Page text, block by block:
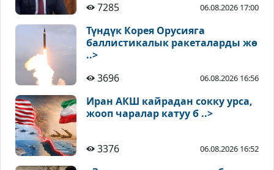
7285 06.08.2026 17:00
Түндүк Корея Орусияга
баллистикалык ракеталарды жө
..>
3696
06.08.2026 16:56
Иран АКШ кайрадан сокку урса,
жооп чаралар катуу б ..>
3376 06.08.2026 16:52